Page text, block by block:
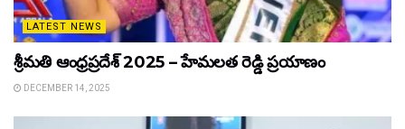
LATEST NEWS
శ్రీమతి ఆంధ్రప్రదేశ్ 2025 – హేమలత రెడ్డి ప్రయాణం
DECEMBER 14, 2025